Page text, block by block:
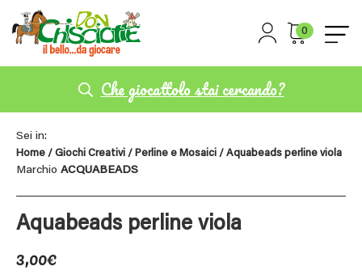
0
Che giocattolo stai cercando?
Sei in:
Home / Giochi Creativi / Perline e Mosaici / Aquabeads perline viola
Marchio ACQUABEADS
Aquabeads perline viola
3,00€